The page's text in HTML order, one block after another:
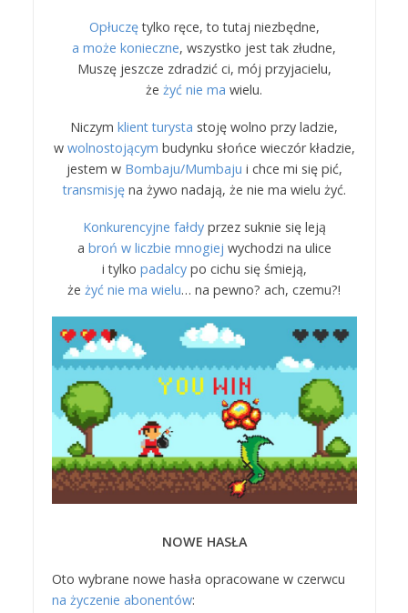
Opłuczętylko ręce, to tutaj niezbędne,
a może konieczne, wszystko jest tak złudne,
Muszę jeszcze zdradzić ci, mój przyjacielu,
że żyć nie ma wielu.
Niczym klient turysta stoję wolno przy ladzie,
w wolnostojącym budynku słońce wieczór kładzie,
jestem w Bombaju/Mumbaju i chce mi się pić,
transmisjęna żywo nadają, że nie ma wielu żyć.
Konkurencyjne fałdyprzez suknie się leją
a broń w liczbie mnogiej wychodzi na ulice
i tylko padalcypo cichu się śmieją,
że żyć nie ma wielu… na pewno? ach, czemu?!
NOWE HASŁA
Oto wybrane nowe hasła opracowane w czerwcu
na życzenie abonentów: